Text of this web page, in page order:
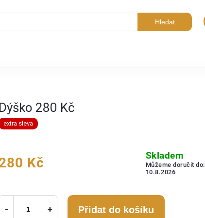
Hledat
Dýško 280 Kč
extra sleva
Kč Skladem
Můžeme doručit do:
10.8.2026
Přidat do košíku